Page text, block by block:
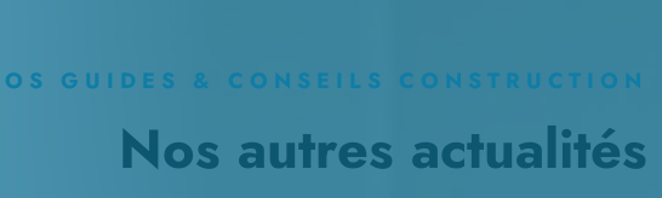
GUIDES & CONSEILS CONSTRUCTION
Nos autres actualités